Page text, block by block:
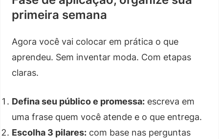
primeira semana
Agora você vai colocar em prática o que
aprendeu. Sem inventar moda. Com etapas
claras.
Defina seu público e promessa: escreva em
uma frase quem você atende e o que entrega.
Escolha 3 pilares: com base nas perguntas